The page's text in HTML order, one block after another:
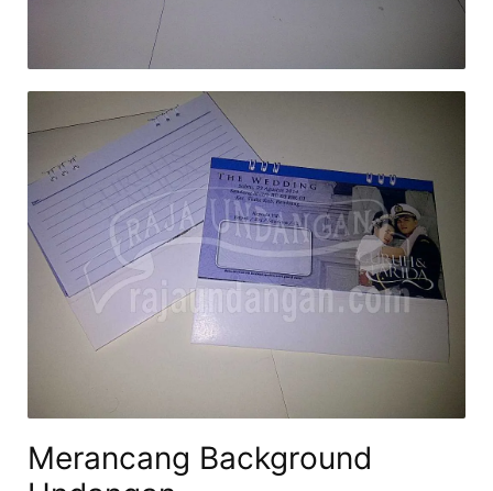
Merancang Background